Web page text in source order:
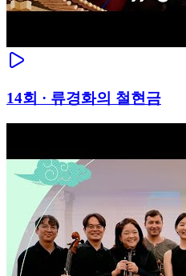
14회 · 류경화의 철현금